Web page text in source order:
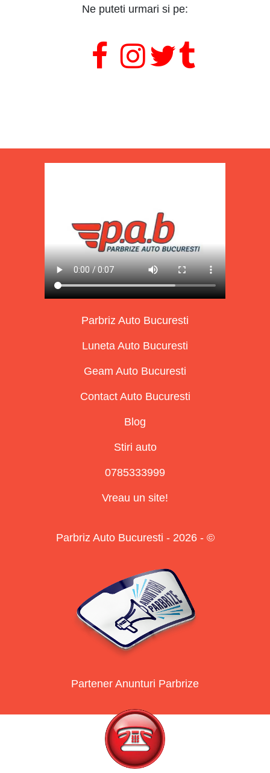
Ne puteti urmari si pe:

Parbriz Auto Bucuresti
Luneta Auto Bucuresti
Geam Auto Bucuresti
Contact Auto Bucuresti
Blog
Stiri auto
0785333999
Vreau un site!
Parbriz Auto Bucuresti - 2026 - ©
Partener Anunturi Parbrize